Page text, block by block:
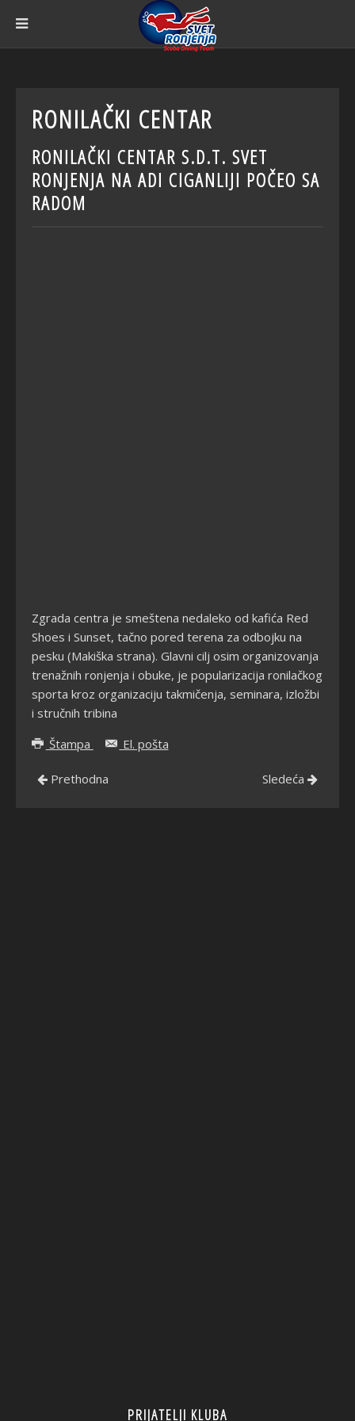
RONILAČKI CENTAR
RONILAČKI CENTAR S.D.T. SVET
RONJENJA NA ADI CIGANLIJI POČEO SA
RADOM
Zgrada centra je smeštena nedaleko od kafića Red
Shoes i Sunset, tačno pored terena za odbojku na
pesku (Makiška strana). Glavni cilj osim organizovanja
trenažnih ronjenja i obuke, je popularizacija ronilačkog
sporta kroz organizaciju takmičenja, seminara, izložbi
i stručnih tribina
Štampa
El. pošta
Prethodna Sledeća
PRIJATELJI KLUBA